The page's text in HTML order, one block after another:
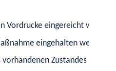
eingereicht worden
eingehalten werden,
Zustandes sowie